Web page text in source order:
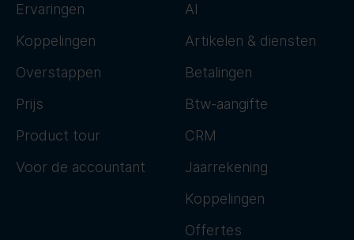
Ervaringen
Koppelingen
Overstappen
Prijs
Product tour
Voor de accountant
AI
Artikelen & diensten
Betalingen
Btw-aangifte
CRM
Jaarrekening
Koppelingen
Offertes